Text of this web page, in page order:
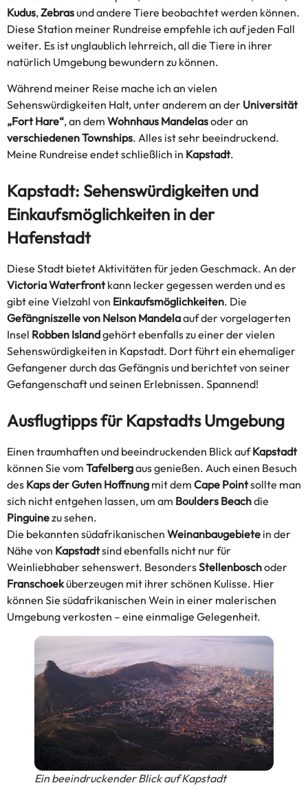
Kudus,Zebrasund andere Tiere beobachtet werden können.
Diese Station meiner Rundreise empfehle ich auf jeden Fall
weiter. Es ist unglaublich lehrreich, all die Tiere in ihrer
natürlich Umgebung bewundern zu können.
Während meiner Reise mache ich an vielen
Sehenswürdigkeiten Halt, unter anderem an der Universität
„Fort Hare“, an dem Wohnhaus Mandelasoder an
verschiedenen Townships. Alles ist sehr beeindruckend.
Meine Rundreise endet schließlich in Kapstadt.
Kapstadt: Sehenswürdigkeiten und
Einkaufsmöglichkeiten in der
Hafenstadt
Diese Stadt bietet Aktivitäten für jeden Geschmack. An der
Victoria Waterfrontkann lecker gegessen werden und es
gibt eine Vielzahl von Einkaufsmöglichkeiten. Die
Gefängniszelle von Nelson Mandelaauf der vorgelagerten
Insel Robben Islandgehört ebenfalls zu einer der vielen
Sehenswürdigkeiten in Kapstadt. Dort führt ein ehemaliger
Gefangener durch das Gefängnis und berichtet von seiner
Gefangenschaft und seinen Erlebnissen. Spannend!
Ausflugtipps für Kapstadts Umgebung
Einen traumhaften und beeindruckenden Blick aufKapstadt
können Sie vom Tafelbergaus genießen. Auch einen Besuch
des Kaps der Guten Hoffnung mit dem Cape Pointsollte man
sich nicht entgehen lassen, um am Boulders Beachdie
Pinguinezu sehen.
Die bekannten südafrikanischen Weinanbaugebiete in der
Nähe von Kapstadtsind ebenfalls nicht nur für
Weinliebhaber sehenswert. BesondersStellenboschoder
Franschoeküberzeugen mit ihrer schönen Kulisse. Hier
können Sie südafrikanischen Wein in einer malerischen
Umgebung verkosten – eine einmalige Gelegenheit.
Ein beeindruckender Blick auf Kapstadt